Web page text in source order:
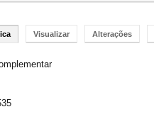
Visualizar Alterações